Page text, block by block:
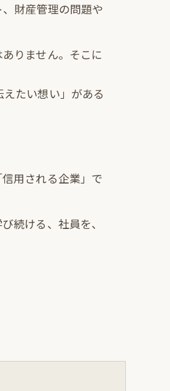
財産管理の問題や
りません。そこに
たい想い」がある
用される企業」で
続ける、社員を、